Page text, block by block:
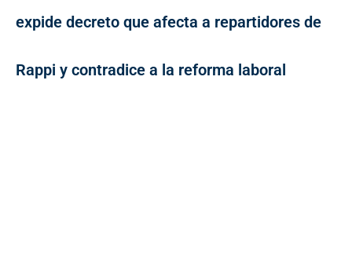
expide decreto que afecta a repartidores de
Rappi y contradice a la reforma laboral